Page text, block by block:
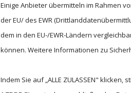
Einige Anbieter übermitteln im Rahmen
der EU/ des EWR
dem in den EU-/EWR-Ländern
können. Weitere Informationen zu
Indem Sie auf „ALLE ZULASSEN"